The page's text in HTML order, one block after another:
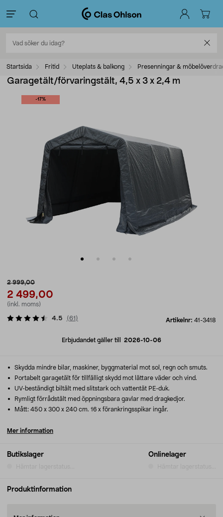
Startsida Fritid Uteplats & balkong Presenningar &
Garagetält/förvaringstält, 4,5 x 3 x 2,4 m
-17%
2 999,00
2 499,00
(inkl. moms)
Artikelnr: 41-3418
4.5 (61 )
Erbjudandet gäller till 2026-10-06
Butikslager Onlinelager
Skydda mindre bilar, maskiner, byggmaterial mot sol, regn och smuts.
Portabelt garagetält för tillfälligt skydd mot lättare väder och vind.
UV-beständigt biltält med slitstark och vattentät PE-duk.
Rymligt förrådstält med öppningsbara gavlar med dragkedjor.
Mått: 450 x 300 x 240 cm. 16 x förankringsspikar ingår.
Mer information
Produktinformation